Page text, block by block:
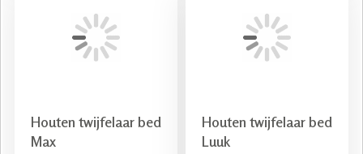
Houten twijfelaar bed
Max
Houten twijfelaar bed
Luuk